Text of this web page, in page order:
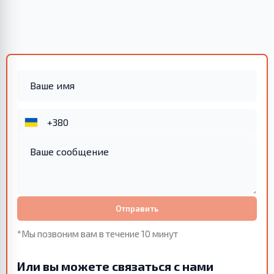
Отправить
*Мы позвоним вам в течение 10 минут
Или вы можете связаться с нами